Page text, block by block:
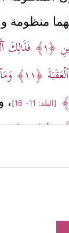
منظومة
﴿١﴾ فَذَ ٰ⁠لِكَ
﴿١١﴾
[البلد: 11- 16]
،
وَّزَنُوهُمۡ